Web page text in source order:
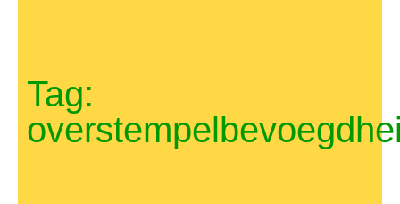
Tag: